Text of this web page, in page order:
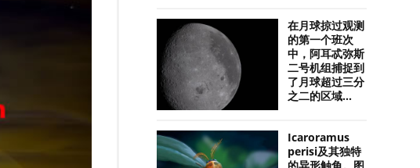
在月球掠过观测
的第一个班次
中，阿耳忒弥斯
二号机组捕捉到
了月球超过三分
之二的区域...
Icaroramus
perisi及其独特